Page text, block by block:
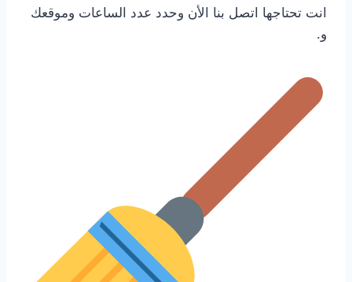
انت تحتاجها اتصل بنا الأن وحدد عدد الساعات وموقعك
و.